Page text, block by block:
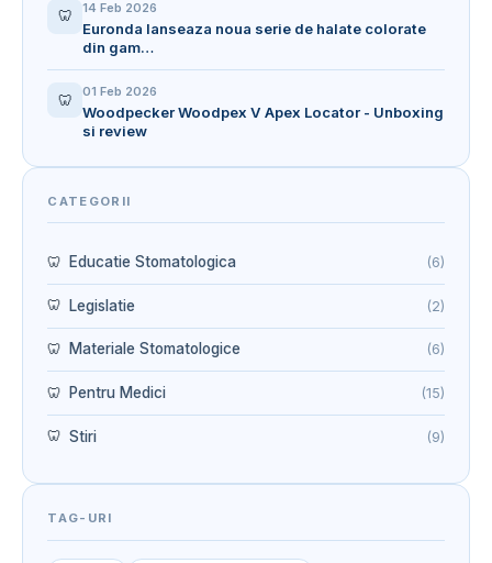
🦷 14 Feb 2026
Euronda lanseaza noua serie de halate colorate
din gam…
🦷 01 Feb 2026
Woodpecker Woodpex V Apex Locator - Unboxing
si review
CATEGORII
Educatie Stomatologica (6)
Legislatie (2)
Materiale Stomatologice (6)
Pentru Medici (15)
Stiri (9)
TAG-URI